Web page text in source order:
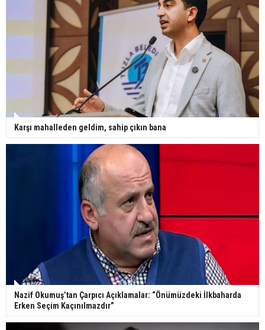
Karşı mahalleden geldim, sahip çıkın bana
Nazif Okumuş’tan Çarpıcı Açıklamalar: “Önümüzdeki İlkbaharda
Erken Seçim Kaçınılmazdır”